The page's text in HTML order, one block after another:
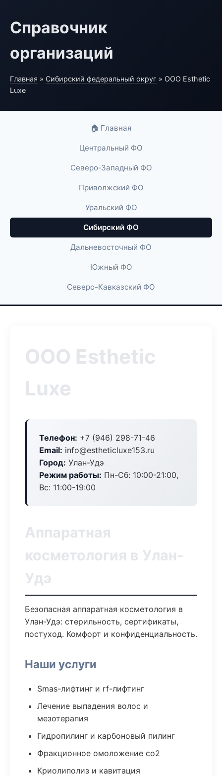
Справочник
организаций
Главная » Сибирский федеральный округ » ООО Esthetic
Luxe
🏠 Главная
Центральный ФО
Северо-Западный ФО
Приволжский ФО
Уральский ФО
Сибирский ФО
Дальневосточный ФО
Южный ФО
Северо-Кавказский ФО
ООО Esthetic
Luxe
Телефон: +7 (946) 298-71-46
Email: info@estheticluxe153.ru
Город: Улан-Удэ
Режим работы: Пн-Сб: 10:00-21:00,
Вс: 11:00-19:00
Аппаратная
косметология в Улан-
Удэ
Безопасная аппаратная косметология в
Улан-Удэ: стерильность, сертификаты,
постуход. Комфорт и конфиденциальность.
Наши услуги
Smas-лифтинг и rf-лифтинг
Лечение выпадения волос и
мезотерапия
Гидропилинг и карбоновый пилинг
Фракционное омоложение co2
Криолиполиз и кавитация